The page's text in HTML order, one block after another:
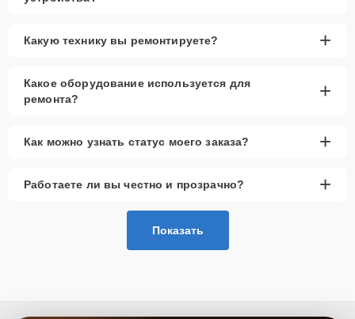
Какую технику вы ремонтируете? +
Какое оборудование используется для
ремонта?
+
Как можно узнать статус моего заказа? +
Работаете ли вы честно и прозрачно? +
Показать